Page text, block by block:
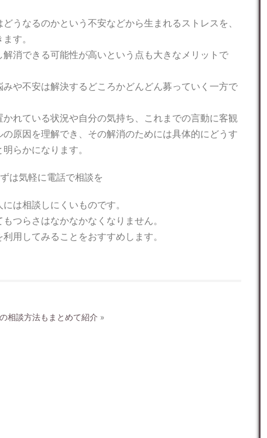
うなるのかという不安などから生まれるストレスを、
す。
消できる可能性が高いという点も大きなメリットで
や不安は解決するどころかどんどん募っていく一方で
れている状況や自分の気持ち、これまでの言動に客観
原因を理解でき、その解消のためには具体的にどうす
らかになります。
は気軽に電話で相談を
は相談しにくいものです。
つらさはなかなかなくなりません。
用してみることをおすすめします。
相談方法もまとめて紹介 »